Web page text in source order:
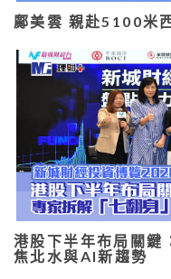
鄺美雲 親赴5100米
港股下半年布局關鍵
焦北水與AI新趨勢